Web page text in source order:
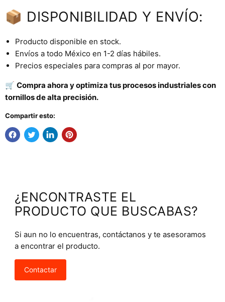
📦 DISPONIBILIDAD Y ENVÍO:
Producto disponible en stock.
Envíos a todo México en 1-2 días hábiles.
Precios especiales para compras al por mayor.
🛒 Compra ahora y optimiza tus procesos industriales con
tornillos de alta precisión.
Compartir esto:
¿ENCONTRASTE EL
PRODUCTO QUE BUSCABAS?
Si aun no lo encuentras, contáctanos y te asesoramos
a encontrar el producto.
Contactar